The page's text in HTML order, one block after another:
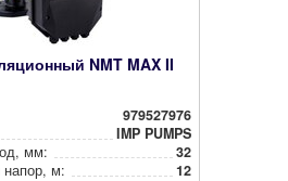
NMT MAX II
979527976
IMP PUMPS
мм:
32
м:
12